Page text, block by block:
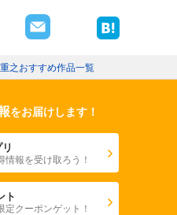
之おすすめ作品一覧
をお届けします！
報を受け取ろう！
ト
クーポンゲット！